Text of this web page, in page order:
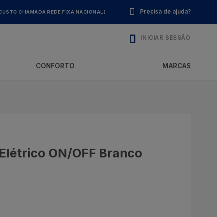
Precisa de ajuda?
CHAMADA REDE FIXA NACIONAL)
INICIAR SESSÃO
CONFORTO MARCAS
ON/OFF Branco